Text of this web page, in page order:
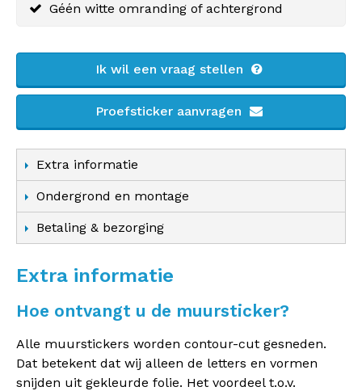
Géén witte omranding of achtergrond
Ik wil een vraag stellen
Proefsticker aanvragen
Extra informatie
Ondergrond en montage
Betaling & bezorging
Extra informatie
Hoe ontvangt u de muursticker?
Alle muurstickers worden contour-cut gesneden.
Dat betekent dat wij alleen de letters en vormen
snijden uit gekleurde folie. Het voordeel t.o.v.